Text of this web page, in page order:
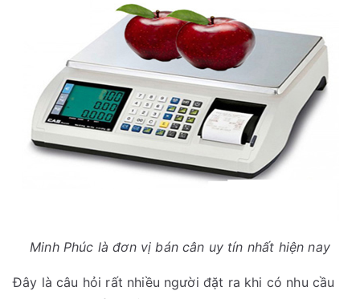
Minh Phúc là đơn vị bán cân uy tín nhất hiện nay
Đây là câu hỏi rất nhiều người đặt ra khi có nhu cầu